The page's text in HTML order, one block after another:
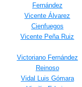
Fernández
Vicente Álvarez
Cienfuegos
Vicente Peña Ruiz
Victoriano Fernández
Reinoso
Vidal Luis Gómara